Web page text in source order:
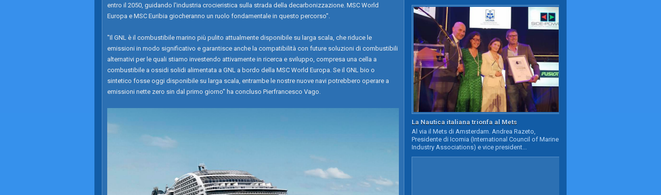
entro il 2050, guidando l'industria crocieristica sulla strada della decarbonizzazione. MSC World
Europa e MSC Euribia giocheranno un ruolo fondamentale in questo percorso".
"Il GNL è il combustibile marino più pulito attualmente disponibile su larga scala, che riduce le
emissioni in modo significativo e garantisce anche la compatibilità con future soluzioni di combustibili
alternativi per le quali stiamo investendo attivamente in ricerca e sviluppo, compresa una cella a
combustibile a ossidi solidi alimentata a GNL a bordo della MSC World Europa. Se il GNL bio o
sintetico fosse oggi disponibile su larga scala, entrambe le nostre nuove navi potrebbero operare a
emissioni nette zero sin dal primo giorno" ha concluso Pierfrancesco Vago.
La Nautica italiana trionfa al Mets
Al via il Mets di Amsterdam. Andrea Razeto,
Presidente di Icomia (International Council of Marine
Industry Associations) e vice president...